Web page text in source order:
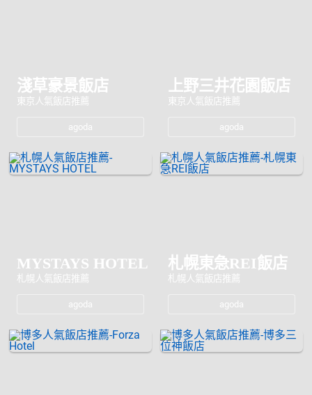
淺草豪景飯店
東京人氣飯店推薦
agoda
上野三井花園飯店
東京人氣飯店推薦
agoda
MYSTAYS HOTEL
札幌人氣飯店推薦
agoda
札幌東急REI飯店
札幌人氣飯店推薦
agoda